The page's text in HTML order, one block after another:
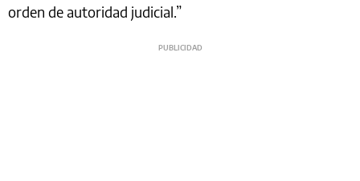
orden de autoridad judicial.”